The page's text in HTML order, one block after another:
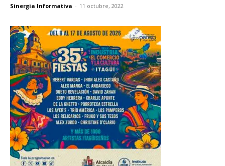
Sinergia Informativa - 11 octubre, 2022